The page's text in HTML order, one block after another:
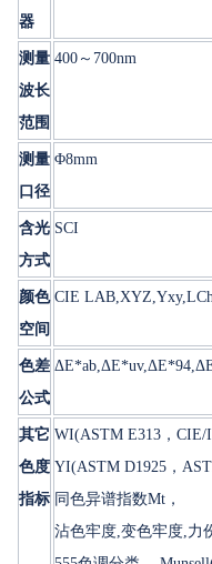
器
测量
波长
范围
400～700nm
测量
口径
Φ8mm
含光
方式
SCI
颜色
空间
CIE
色差
公式
其它
色度
指标
WI(ASTM E313，CIE/
YI(ASTM D1925，
同色异谱指数Mt，
沾色牢度,变色牢度,力